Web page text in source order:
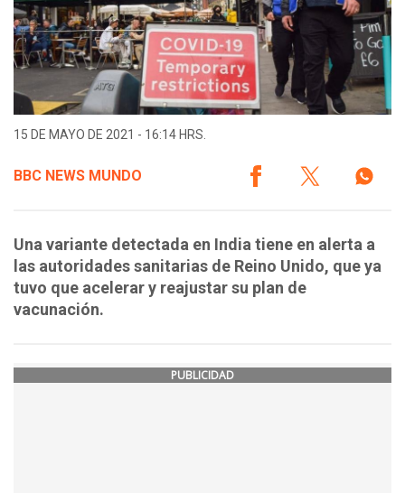
15 DE MAYO DE 2021 - 16:14 HRS.
BBC NEWS MUNDO
Una variante detectada en India tiene en alerta a
las autoridades sanitarias de Reino Unido, que ya
tuvo que acelerar y reajustar su plan de
vacunación.
PUBLICIDAD